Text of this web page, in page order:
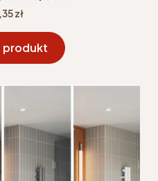
zł
produkt